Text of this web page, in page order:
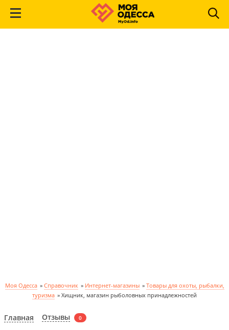
Моя Одесса » Справочник » Интернет-магазины » Товары для охоты, рыбалки,
туризма » Хищник, магазин рыболовных принадлежностей
Главная Отзывы 0